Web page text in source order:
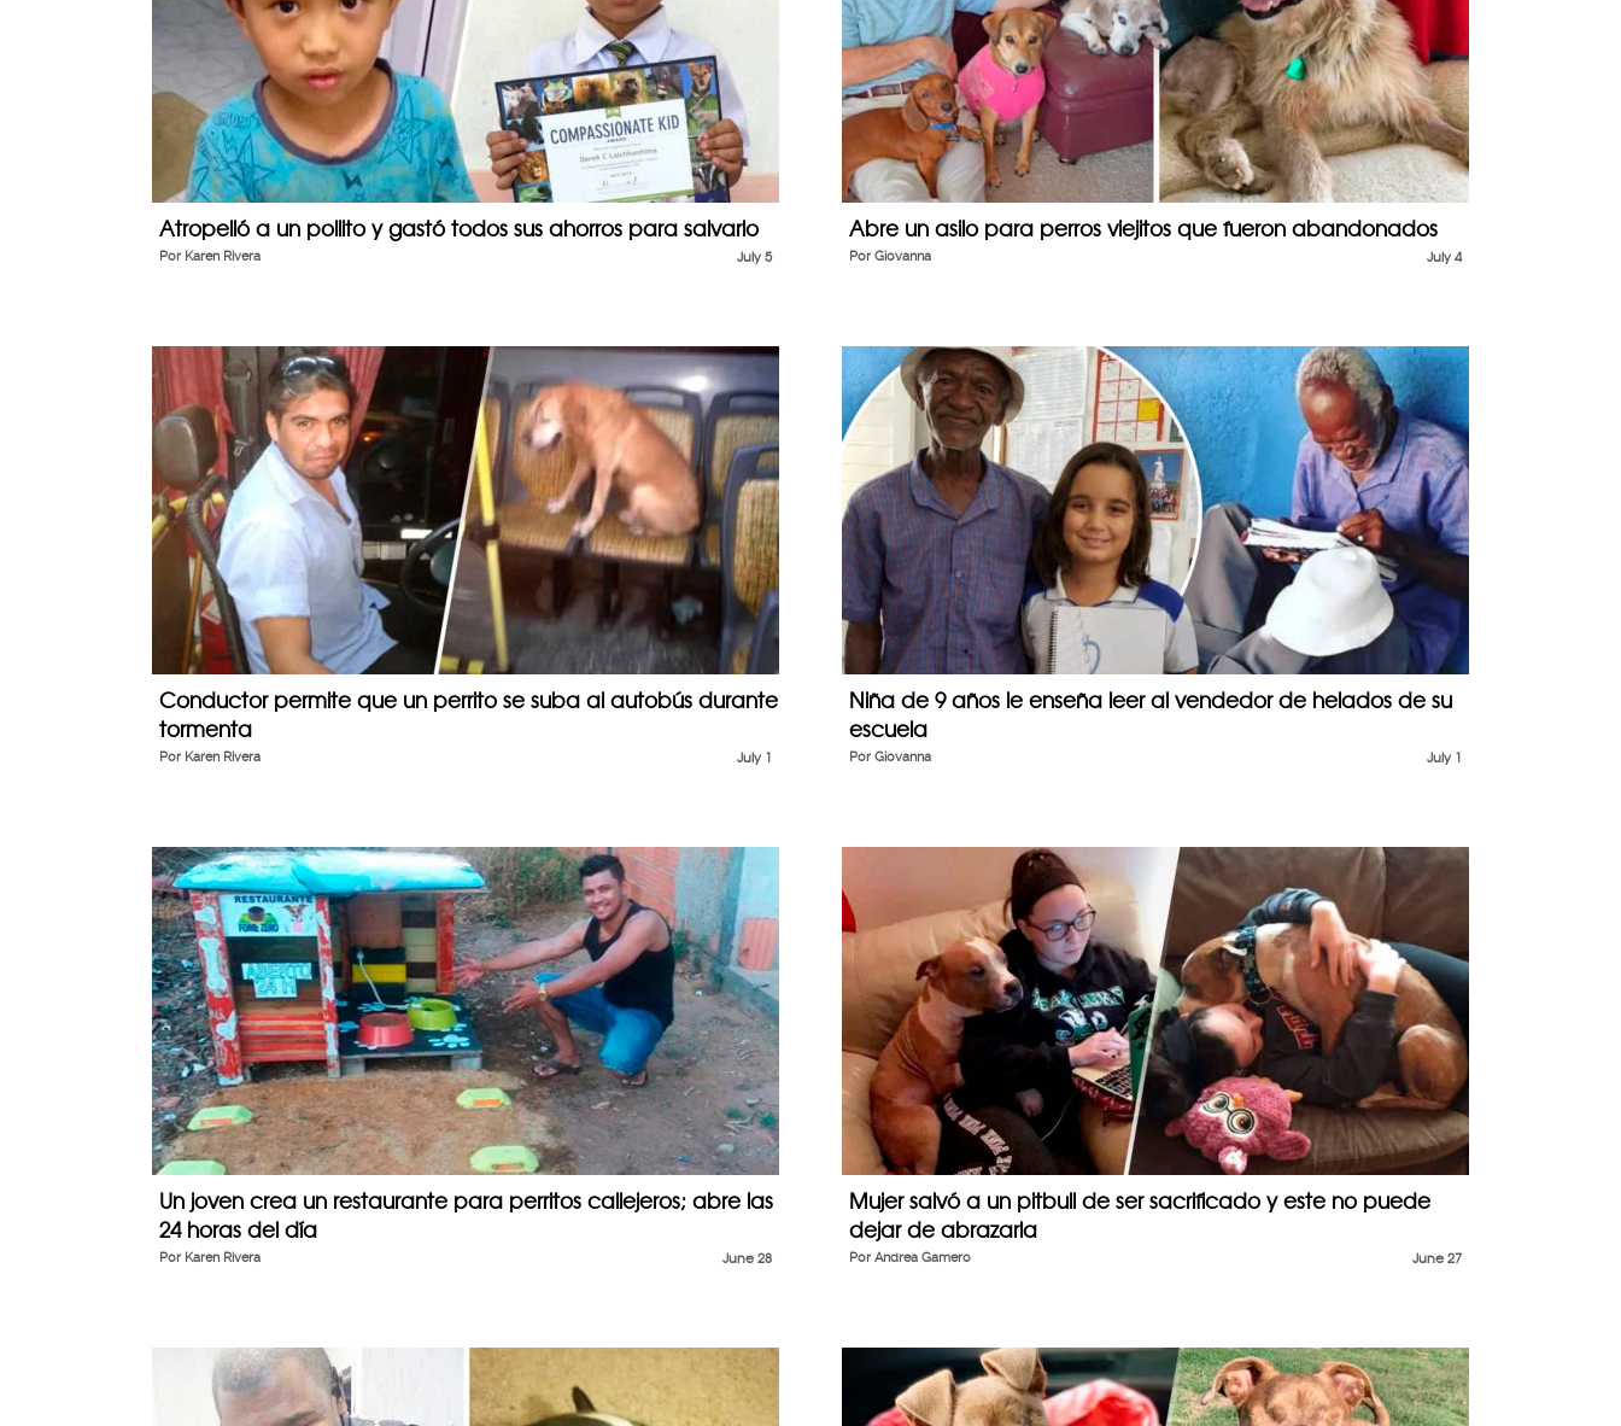
Atropelló a un pollito y gastó todos sus ahorros para salvarlo
July 5
Por Karen Rivera
Abre un asilo para perros viejitos que fueron abandonados
July 4
Por Giovanna
Conductor permite que un perrito se suba al autobús durante
tormenta
July 1
Por Karen Rivera
Niña de 9 años le enseña leer al vendedor de helados de su
escuela
July 1
Por Giovanna
Un joven crea un restaurante para perritos callejeros; abre las
24 horas del día
June 28
Por Karen Rivera
Mujer salvó a un pitbull de ser sacrificado y este no puede
dejar de abrazarla
June 27
Por Andrea Gamero